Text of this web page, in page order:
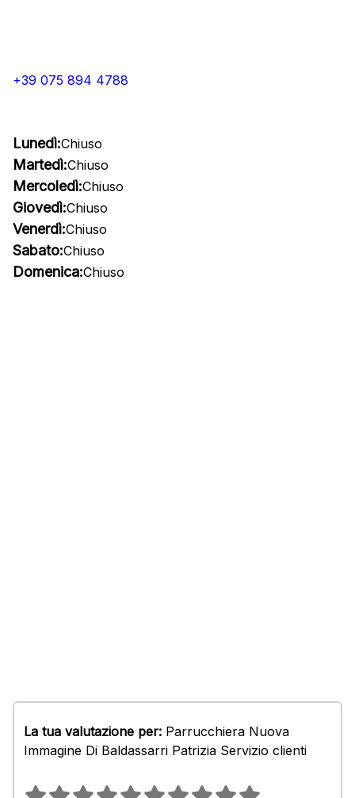
+39 075 894 4788
Lunedì:Chiuso
Martedì:Chiuso
Mercoledì:Chiuso
Giovedì:Chiuso
Venerdì:Chiuso
Sabato:Chiuso
Domenica:Chiuso
La tua valutazione per: Parrucchiera Nuova
Immagine Di Baldassarri Patrizia Servizio clienti